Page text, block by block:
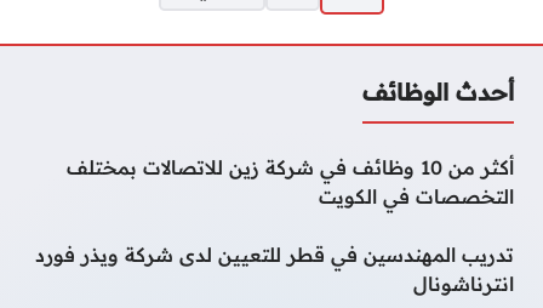
أحدث الوظائف
أكثر من 10 وظائف في شركة زين للاتصالات بمختلف
التخصصات في الكويت
تدريب المهندسين في قطر للتعيين لدى شركة ويذر فورد
انترناشونال